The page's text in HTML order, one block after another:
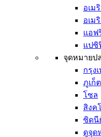
อเม
อเม
แอฟ
แปซิ
จุดหมายป
กรุง
ภูเก็ต
โซล
สิงค
ซิดนี
ดูจุด